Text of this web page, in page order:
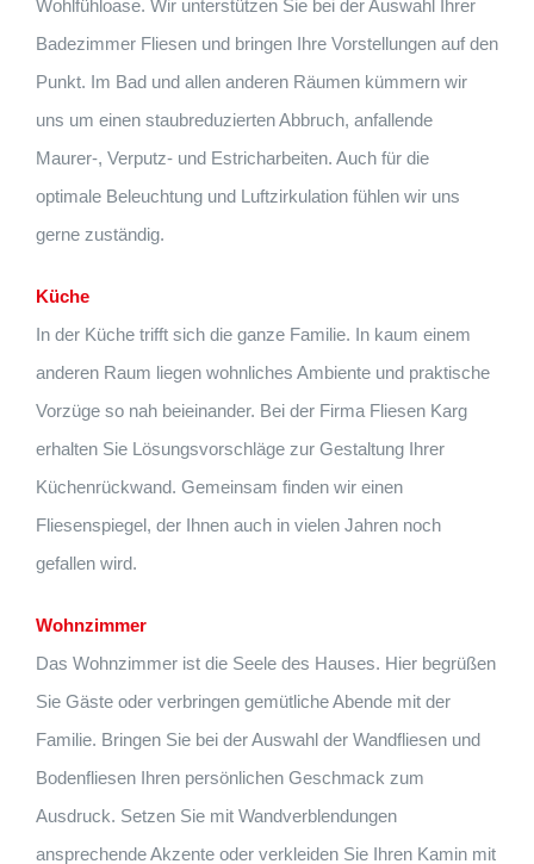
Wohlfühloase. Wir unterstützen Sie bei der Auswahl Ihrer
Badezimmer Fliesen und bringen Ihre Vorstellungen auf den
Punkt. Im Bad und allen anderen Räumen kümmern wir
uns um einen staubreduzierten Abbruch, anfallende
Maurer-, Verputz- und Estricharbeiten. Auch für die
optimale Beleuchtung und Luftzirkulation fühlen wir uns
gerne zuständig.
Küche
In der Küche trifft sich die ganze Familie. In kaum einem
anderen Raum liegen wohnliches Ambiente und praktische
Vorzüge so nah beieinander. Bei der Firma Fliesen Karg
erhalten Sie Lösungsvorschläge zur Gestaltung Ihrer
Küchenrückwand. Gemeinsam finden wir einen
Fliesenspiegel, der Ihnen auch in vielen Jahren noch
gefallen wird.
Wohnzimmer
Das Wohnzimmer ist die Seele des Hauses. Hier begrüßen
Sie Gäste oder verbringen gemütliche Abende mit der
Familie. Bringen Sie bei der Auswahl der Wandfliesen und
Bodenfliesen Ihren persönlichen Geschmack zum
Ausdruck. Setzen Sie mit Wandverblendungen
ansprechende Akzente oder verkleiden Sie Ihren Kamin mit